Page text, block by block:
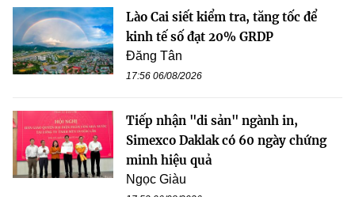
Lào Cai siết kiểm tra, tăng tốc để
kinh tế số đạt 20% GRDP
Đăng Tân
17:56 06/08/2026
Tiếp nhận "di sản" ngành in,
Simexco Daklak có 60 ngày chứng
minh hiệu quả
Ngọc Giàu